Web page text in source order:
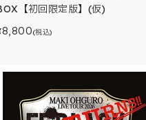
【初回限定版】(仮)
8,800(税込)